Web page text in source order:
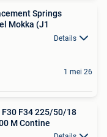
Springs
Mokka (J1
Details
1 mei 26
F30 F34 225/50/18
M Contine